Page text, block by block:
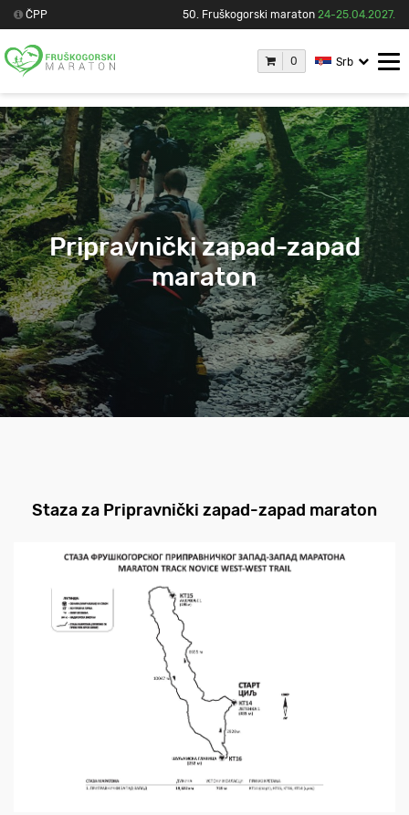
ČPP 50. Fruškogorski maraton 24-25.04.2027.
0 Srb
Pripravnički zapad-zapad
maraton
Staza za Pripravnički zapad-zapad maraton